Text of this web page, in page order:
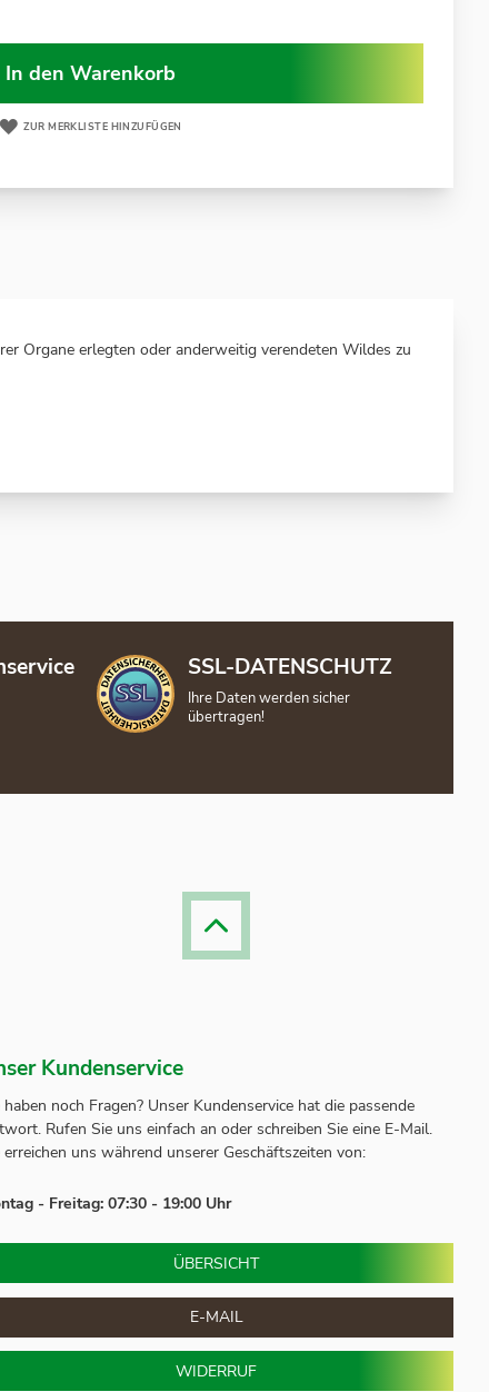
In den Warenkorb
ZUR MERKLISTE HINZUFÜGEN
Organe erlegten oder anderweitig verendeten Wildes zu
SSL-DATENSCHUTZ
Ihre Daten werden sicher
übertragen!
Kundenservice
haben noch Fragen? Unser Kundenservice hat die passende
Rufen Sie uns einfach an oder schreiben Sie eine E-Mail.
erreichen uns während unserer Geschäftszeiten von:
- Freitag: 07:30 - 19:00 Uhr
ÜBERSICHT
E-MAIL
WIDERRUF